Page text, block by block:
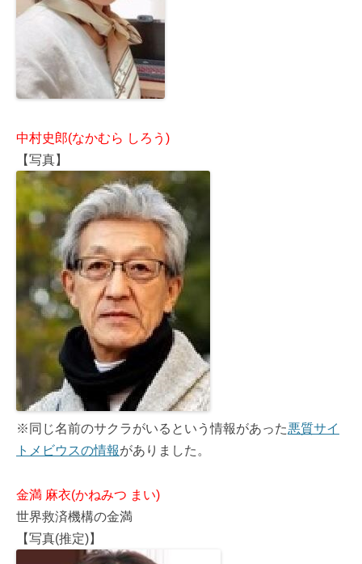
中村史郎(なかむら しろう)
【写真】
※同じ名前のサクラがいるという情報があった悪質サイ
トメビウスの情報がありました。
金満 麻衣(かねみつ まい)
世界救済機構の金満
【写真(推定)】